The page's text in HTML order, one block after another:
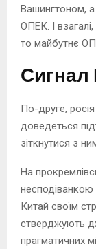
Вашингтоном, а
ОПЕК. І
то майбутнє
Сигнал
По-друге,
доведеться
зіткнутися з
На
Китай своїм
стверджують
прагматичних